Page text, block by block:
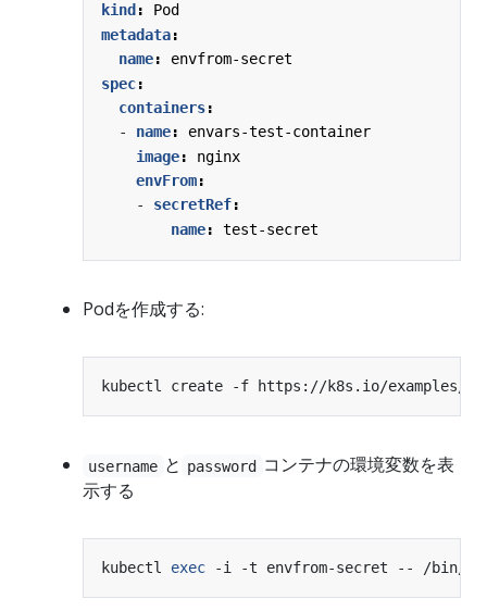
kind :
Pod
metadata:
name:
envfrom-secret
spec:
containers:
- name:
envars-test-container
image:
nginx
envFrom:
- secretRef:
name: test-secret
Podを作成する:
username と password コンテナの環境変数を表
示する
kubectl exec -i -t envfrom-secret -- /bin/